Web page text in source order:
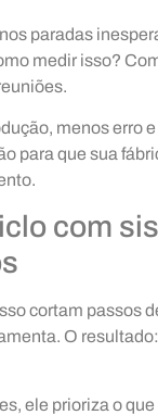
paradas
medir isso?
menos erro
para que sua
com
cortam passos
O
ele prioriza o